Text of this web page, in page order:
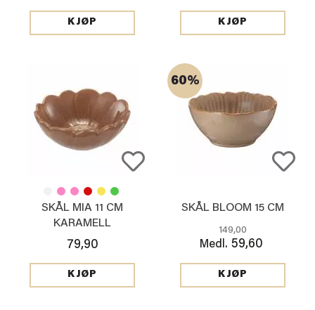
KJØP KJØP
SKÅL MIA 11 CM
KARAMELL
79,90
KJØP
60%
SKÅL BLOOM 15 CM
149,00
Medl. 59,60
KJØP